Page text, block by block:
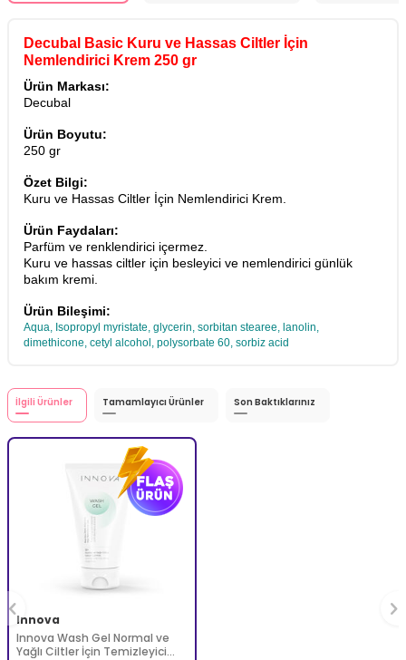
Decubal Basic Kuru ve Hassas Ciltler İçin
Nemlendirici Krem 250 gr
Ürün Markası:
Decubal
Ürün Boyutu:
250 gr
Özet Bilgi:
Kuru ve Hassas Ciltler İçin Nemlendirici Krem.
Ürün Faydaları:
Parfüm ve renklendirici içermez.
Kuru ve hassas ciltler için besleyici ve nemlendirici günlük
bakım kremi.
Ürün Bileşimi:
Aqua, Isopropyl myristate, glycerin, sorbitan stearee, lanolin,
dimethicone, cetyl alcohol, polysorbate 60, sorbiz acid
İlgili Ürünler Tamamlayıcı Ürünler Son Baktıklarınız
Innova
Innova Wash Gel Normal ve
Yağlı Ciltler İçin Temizleyici